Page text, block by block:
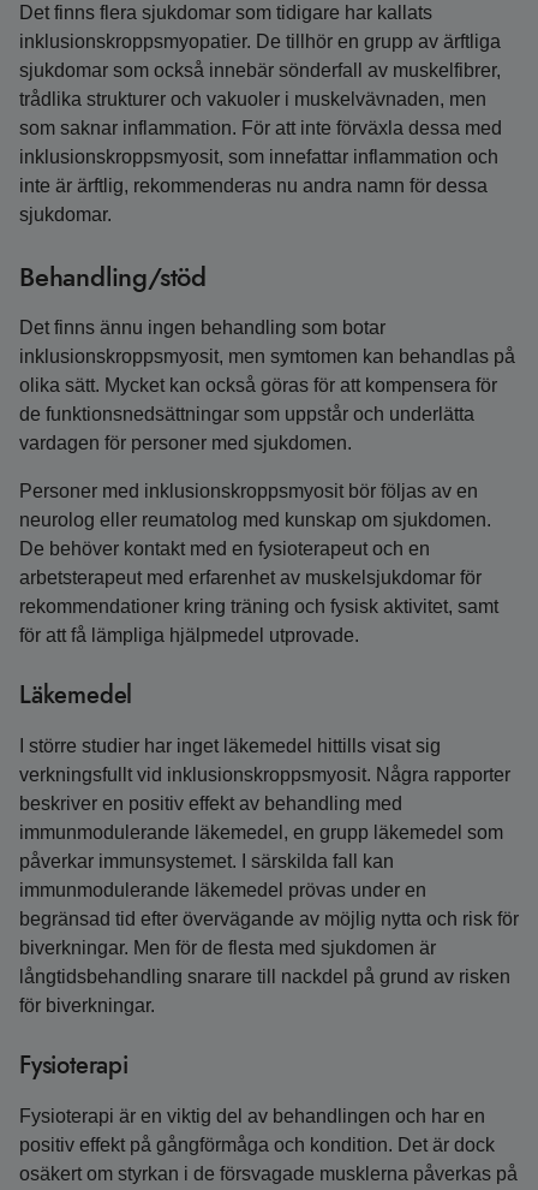
Det finns flera sjukdomar som tidigare har kallats
inklusionskroppsmyopatier. De tillhör en grupp av ärftliga
sjukdomar som också innebär sönderfall av muskelfibrer,
trådlika strukturer och vakuoler i muskelvävnaden, men
som saknar inflammation. För att inte förväxla dessa med
inklusionskroppsmyosit, som innefattar inflammation och
inte är ärftlig, rekommenderas nu andra namn för dessa
sjukdomar.
Behandling/stöd
Det finns ännu ingen behandling som botar
inklusionskroppsmyosit, men symtomen kan behandlas på
olika sätt. Mycket kan också göras för att kompensera för
de funktionsnedsättningar som uppstår och underlätta
vardagen för personer med sjukdomen.
Personer med inklusionskroppsmyosit bör följas av en
neurolog eller reumatolog med kunskap om sjukdomen.
De behöver kontakt med en fysioterapeut och en
arbetsterapeut med erfarenhet av muskelsjukdomar för
rekommendationer kring träning och fysisk aktivitet, samt
för att få lämpliga hjälpmedel utprovade.
Läkemedel
I större studier har inget läkemedel hittills visat sig
verkningsfullt vid inklusionskroppsmyosit. Några rapporter
beskriver en positiv effekt av behandling med
immunmodulerande läkemedel, en grupp läkemedel som
påverkar immunsystemet. I särskilda fall kan
immunmodulerande läkemedel prövas under en
begränsad tid efter övervägande av möjlig nytta och risk för
biverkningar. Men för de flesta med sjukdomen är
långtidsbehandling snarare till nackdel på grund av risken
för biverkningar.
Fysioterapi
Fysioterapi är en viktig del av behandlingen och har en
positiv effekt på gångförmåga och kondition. Det är dock
osäkert om styrkan i de försvagade musklerna påverkas på